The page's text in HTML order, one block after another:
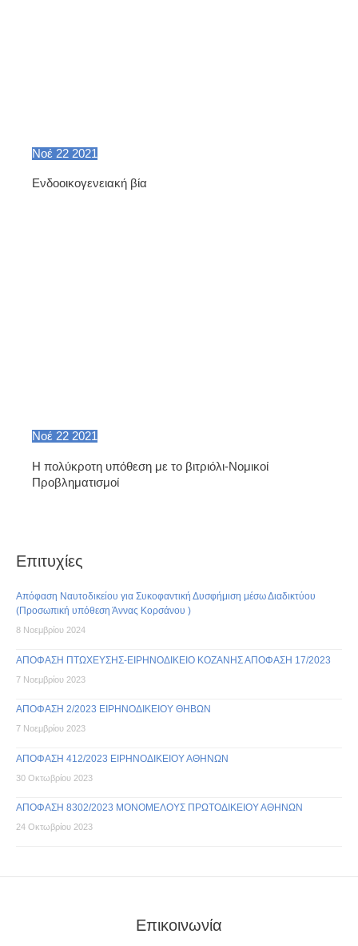
Νοέ 22 2021
Ενδοοικογενειακή βία
Νοέ 22 2021
Η πολύκροτη υπόθεση με το βιτριόλι-Νομικοί
Προβληματισμοί
Επιτυχίες
Απόφαση Ναυτοδικείου για Συκοφαντική Δυσφήμιση μέσω Διαδικτύου
(Προσωπική υπόθεση Άννας Κορσάνου )
8 Νοεμβρίου 2024
ΑΠΟΦΑΣΗ ΠΤΩΧΕΥΣΗΣ-ΕΙΡΗΝΟΔΙΚΕΙΟ ΚΟΖΑΝΗΣ ΑΠΟΦΑΣΗ 17/2023
7 Νοεμβρίου 2023
ΑΠΟΦΑΣΗ 2/2023 ΕΙΡΗΝΟΔΙΚΕΙΟΥ ΘΗΒΩΝ
7 Νοεμβρίου 2023
ΑΠΟΦΑΣΗ 412/2023 ΕΙΡΗΝΟΔΙΚΕΙΟΥ ΑΘΗΝΩΝ
30 Οκτωβρίου 2023
ΑΠΟΦΑΣΗ 8302/2023 ΜΟΝΟΜΕΛΟΥΣ ΠΡΩΤΟΔΙΚΕΙΟΥ ΑΘΗΝΩΝ
24 Οκτωβρίου 2023
Επικοινωνία